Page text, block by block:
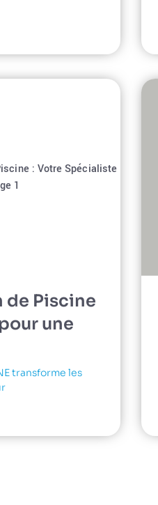
de Piscine
une
transforme les